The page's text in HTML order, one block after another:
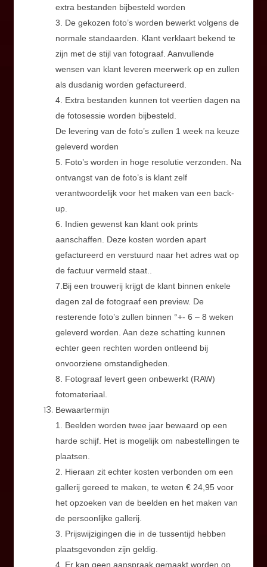
extra bestanden bijbesteld worden
3. De gekozen foto’s worden bewerkt volgens de
normale standaarden. Klant verklaart bekend te
zijn met de stijl van fotograaf. Aanvullende
wensen van klant leveren meerwerk op en zullen
als dusdanig worden gefactureerd.
4. Extra bestanden kunnen tot veertien dagen na
de fotosessie worden bijbesteld.
De levering van de foto’s zullen 1 week na keuze
geleverd worden
5. Foto’s worden in hoge resolutie verzonden. Na
ontvangst van de foto’s is klant zelf
verantwoordelijk voor het maken van een back-
up.
6. Indien gewenst kan klant ook prints
aanschaffen. Deze kosten worden apart
gefactureerd en verstuurd naar het adres wat op
de factuur vermeld staat..
7.Bij een trouwerij krijgt de klant binnen enkele
dagen zal de fotograaf een preview. De
resterende foto’s zullen binnen °+- 6 – 8 weken
geleverd worden. Aan deze schatting kunnen
echter geen rechten worden ontleend bij
onvoorziene omstandigheden.
8. Fotograaf levert geen onbewerkt (RAW)
fotomateriaal.
Bewaartermijn
1. Beelden worden twee jaar bewaard op een
harde schijf. Het is mogelijk om nabestellingen te
plaatsen.
2. Hieraan zit echter kosten verbonden om een
gallerij gereed te maken, te weten € 24,95 voor
het opzoeken van de beelden en het maken van
de persoonlijke gallerij.
3. Prijswijzigingen die in de tussentijd hebben
plaatsgevonden zijn geldig.
4. Er kan geen aanspraak gemaakt worden op